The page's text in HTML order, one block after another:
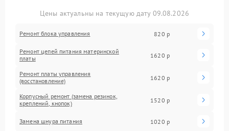
Цены актуальны на текущую дату 09.08.2026
Ремонт блока управления 820 р
Ремонт цепей питания материнской
платы
1620 р
Ремонт платы управления
(восстановление)
1620 р
Корпусный ремонт (замена резинок,
креплений, кнопок)
1520 р
Замена шнура питания 1020 р